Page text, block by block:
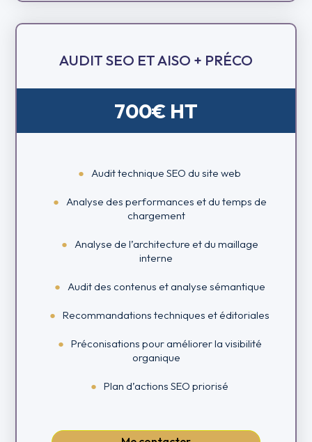
AUDIT SEO ET AISO + PRÉCO
700€ HT
Audit technique SEO du site web
Analyse des performances et du temps de
chargement
Analyse de l’architecture et du maillage
interne
Audit des contenus et analyse sémantique
Recommandations techniques et éditoriales
Préconisations pour améliorer la visibilité
organique
Plan d’actions SEO priorisé